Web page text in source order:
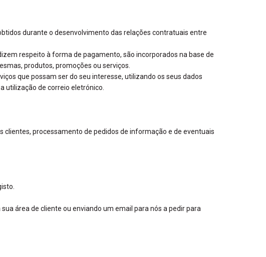
durante o desenvolvimento das relações contratuais entre
respeito à forma de pagamento, são incorporados na base de
produtos, promoções ou serviços.
que possam ser do seu interesse, utilizando os seus dados
utilização de correio eletrónico.
processamento de pedidos de informação e de eventuais
área de cliente ou enviando um email para nós a pedir para